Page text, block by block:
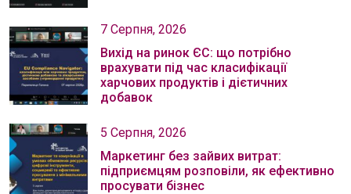
7 Серпня, 2026
Вихід на ринок ЄС: що потрібно
врахувати під час класифікації
харчових продуктів і дієтичних
добавок
5 Серпня, 2026
Маркетинг без зайвих витрат:
підприємцям розповіли, як ефективно
просувати бізнес